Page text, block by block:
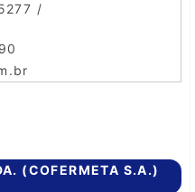
/
(COFERMETA S.A.)